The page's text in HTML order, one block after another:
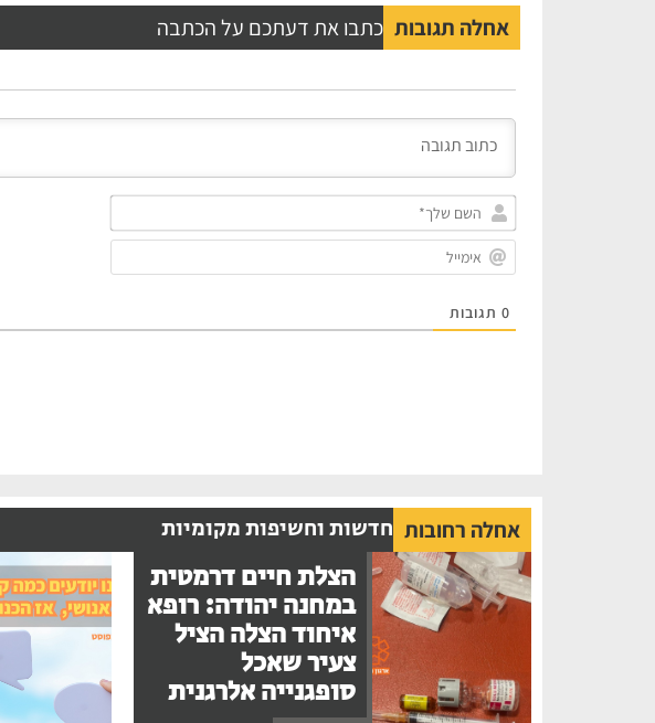
אחלה תגובות כתבו את דעתכם על הכתבה
שלך*
0 תגובות
אחלה רחובות חדשות וחשיפות מקומיות
הצלת חיים דרמטית
במחנה יהודה: רופא
איחוד הצלה הציל
צעיר שאכל
סופגנייה אלרגנית